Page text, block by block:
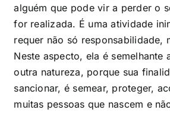
alguém que pode vir a perder o
for realizada. É uma atividade
requer não só responsabilidade,
Neste aspecto, ela é semelhante
outra natureza, porque sua
sancionar, é semear, proteger,
muitas pessoas que nascem e